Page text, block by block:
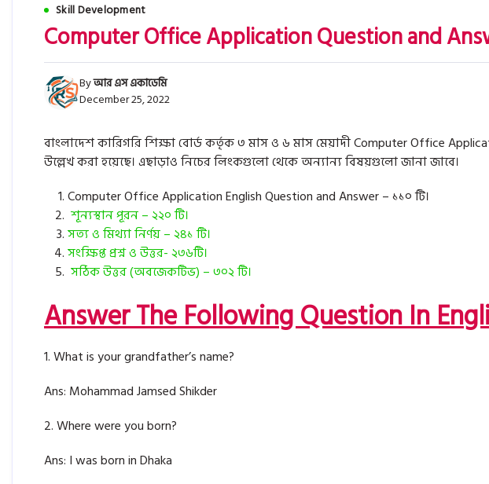
Skill Development
Computer Office Application Question and
Byআর এস একাডেমি
December 25, 2022
বাংলাদেশ কারিগরি শিক্ষা বোর্ড কর্তৃক ৩ মাস ও ৬ মাস মেয়াদী Computer Office
উল্লেখ করা হয়েছে। এছাড়াও নিচের লিংকগুলো থেকে অন্যান্য বিষয়গুলো জানা জাবে।
Computer Office Application English Question and Answer – ১১০ টি।
শূন্যস্থান পূরন – ২২০ টি।
সত্য ও মিথ্যা নির্ণয় – ২৪১ টি।
সংক্ষিপ্ত প্রশ্ন ও উত্তর- ২৩৬টি।
সঠিক উত্তর (অবজেকটিভ) – ৩০২ টি।
Answer The Following Question In
1. What is your grandfather’s name?
Ans: Mohammad Jamsed Shikder
2. Where were you born?
Ans: I was born in Dhaka